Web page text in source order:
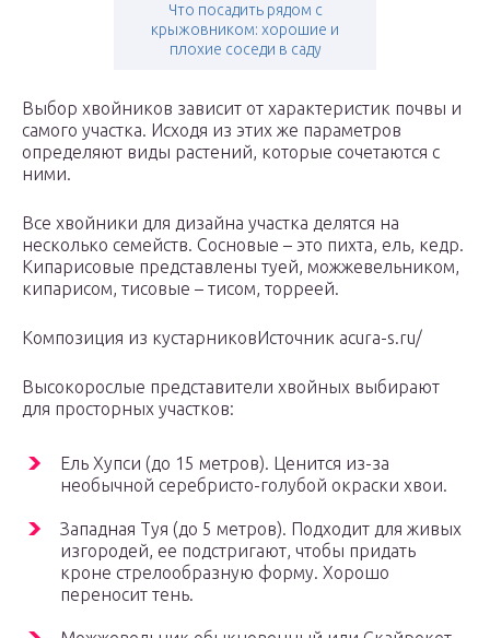
Что посадить рядом с
крыжовником: хорошие и
плохие соседи в саду
Выбор хвойников зависит от характеристик почвы и
самого участка. Исходя из этих же параметров
определяют виды растений, которые сочетаются с
ними.
Все хвойники для дизайна участка делятся на
несколько семейств. Сосновые – это пихта, ель, кедр.
Кипарисовые представлены туей, можжевельником,
кипарисом, тисовые – тисом, торреей.
Композиция из кустарниковИсточник acura-s.ru/
Высокорослые представители хвойных выбирают
для просторных участков:
Ель Хупси (до 15 метров). Ценится из-за
необычной серебристо-голубой окраски хвои.
Западная Туя (до 5 метров). Подходит для живых
изгородей, ее подстригают, чтобы придать
кроне стрелообразную форму. Хорошо
переносит тень.